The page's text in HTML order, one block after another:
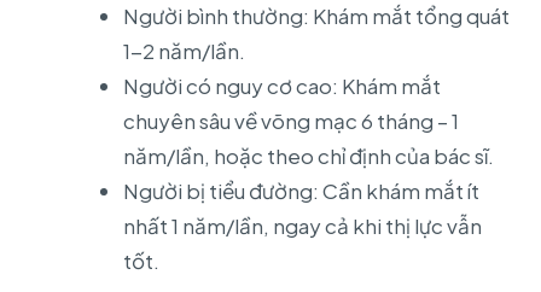
Người bình thường: Khám mắt tổng quát
1-2 năm/lần.
Người có nguy cơ cao: Khám mắt
chuyên sâu về võng mạc 6 tháng – 1
năm/lần, hoặc theo chỉ định của bác sĩ.
Người bị tiểu đường: Cần khám mắt ít
nhất 1 năm/lần, ngay cả khi thị lực vẫn
tốt.